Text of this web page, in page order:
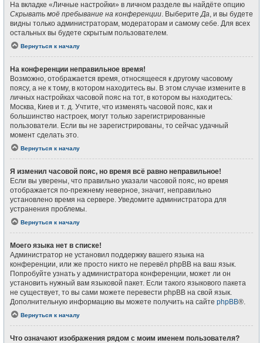
На вкладке «Личные настройки» в личном разделе вы найдёте опцию
Скрывать моё пребывание на конференции. ВыберитеДа, и вы будете
видны только администраторам, модераторам и самому себе. Для всех
остальных вы будете скрытым пользователем.
Вернуться к началу
На конференции неправильное время!
Возможно, отображается время, относящееся к другому часовому
поясу, а не к тому, в котором находитесь вы. В этом случае измените в
личных настройках часовой пояс на тот, в котором вы находитесь:
Москва, Киев и т. д. Учтите, что изменять часовой пояс, как и
большинство настроек, могут только зарегистрированные
пользователи. Если вы не зарегистрированы, то сейчас удачный
момент сделать это.
Вернуться к началу
Я изменил часовой пояс, но время всё равно неправильное!
Если вы уверены, что правильно указали часовой пояс, но время
отображается по-прежнему неверное, значит, неправильно
установлено время на сервере. Уведомите администратора для
устранения проблемы.
Вернуться к началу
Моего языка нет в списке!
Администратор не установил поддержку вашего языка на
конференции, или же просто никто не перевёл phpBB на ваш язык.
Попробуйте узнать у администратора конференции, может ли он
установить нужный вам языковой пакет. Если такого языкового пакета
не существует, то вы сами можете перевести phpBB на свой язык.
Дополнительную информацию вы можете получить на сайте phpBB®.
Вернуться к началу
Что означают изображения рядом с моим именем пользователя?